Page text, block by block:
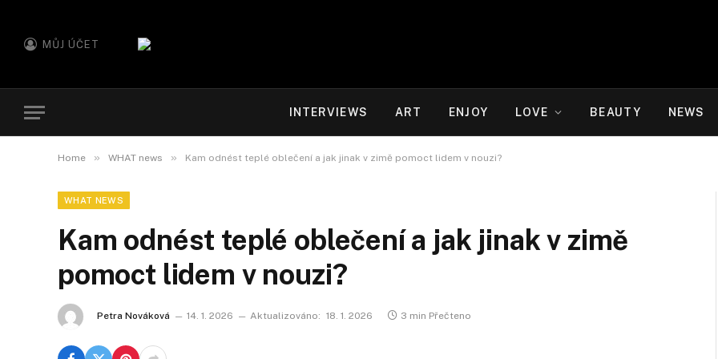
MŮJ ÚČET
INTERVIEWS ART ENJOY LOVE BEAUTY NEWS
Home » WHAT news » Kam odnést teplé oblečení a jak jinak v zimě pomoct lidem v nouzi?
WHAT NEWS
Kam odnést teplé oblečení a jak jinak v zimě
pomoct lidem v nouzi?
Petra Nováková 14. 1. 2026 Aktualizováno: 18. 1. 2026 3 min Přečteno